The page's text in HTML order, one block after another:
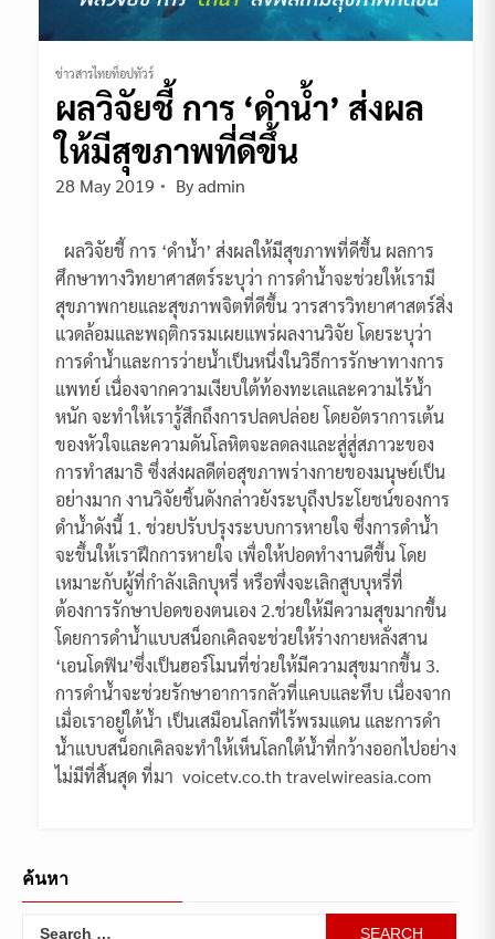
ข่าวสารไทยท็อปทัวร์
ผลวิจัยชี้ การ ‘ดำน้ำ’ ส่งผล
ให้มีสุขภาพที่ดีขึ้น
28 May 2019 Byadmin
ผลวิจัยชี้ การ ‘ดำน้ำ’ ส่งผลให้มีสุขภาพที่ดีขึ้น ผลการ
ศึกษาทางวิทยาศาสตร์ระบุว่า การดำน้ำจะช่วยให้เรามี
สุขภาพกายและสุขภาพจิตที่ดีขึ้น วารสารวิทยาศาสตร์สิ่ง
แวดล้อมและพฤติกรรมเผยแพร่ผลงานวิจัย โดยระบุว่า
การดำน้ำและการว่ายน้ำเป็นหนึ่งในวิธีการรักษาทางการ
แพทย์ เนื่องจากความเงียบใต้ท้องทะเลและความไร้น้ำ
หนัก จะทำให้เรารู้สึกถึงการปลดปล่อย โดยอัตราการเต้น
ของหัวใจและความดันโลหิตจะลดลงและสู่สู่สภาวะของ
การทำสมาธิ ซึ่งส่งผลดีต่อสุขภาพร่างกายของมนุษย์เป็น
อย่างมาก งานวิจัยชิ้นดังกล่าวยังระบุถึงประโยชน์ของการ
ดำน้ำดังนี้ 1. ช่วยปรับปรุงระบบการหายใจ ซึ่งการดำน้ำ
จะขึ้นให้เราฝึกการหายใจ เพื่อให้ปอดทำงานดีขึ้น โดย
เหมาะกับผู้ที่กำลังเลิกบุหรี่ หรือพึ่งจะเลิกสูบบุหรี่ที่
ต้องการรักษาปอดของตนเอง 2.ช่วยให้มีความสุขมากขึ้น
โดยการดำน้ำแบบสน็อกเคิลจะช่วยให้ร่างกายหลั่งสาน
‘เอนโดฟิน’ซึ่งเป็นฮอร์โมนที่ช่วยให้มีความสุขมากขึ้น 3.
การดำน้ำจะช่วยรักษาอาการกลัวที่แคบและทึบ เนื่องจาก
เมื่อเราอยู่ใต้น้ำ เป็นเสมือนโลกที่ไร้พรมแดน และการดำ
น้ำแบบสน็อกเคิลจะทำให้เห็นโลกใต้น้ำที่กว้างออกไปอย่าง
ไม่มีที่สิ้นสุด ที่มา voicetv.co.th travelwireasia.com
ค้นหา
Search